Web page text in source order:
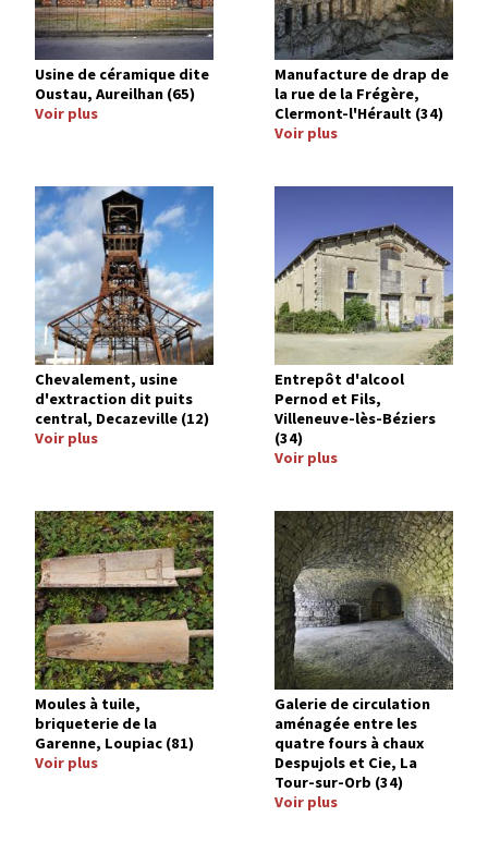
Usine de céramique dite
Oustau, Aureilhan (65)
Voir plus
Manufacture de drap de
la rue de la Frégère,
Clermont-l'Hérault (34)
Voir plus
Image
Chevalement, usine
d'extraction dit puits
central, Decazeville (12)
Voir plus
Entrepôt d'alcool
Pernod et Fils,
Villeneuve-lès-Béziers
(34)
Voir plus
Image
Moules à tuile,
briqueterie de la
Garenne, Loupiac (81)
Voir plus
Image
Galerie de circulation
aménagée entre les
quatre fours à chaux
Despujols et Cie, La
Tour-sur-Orb (34)
Voir plus